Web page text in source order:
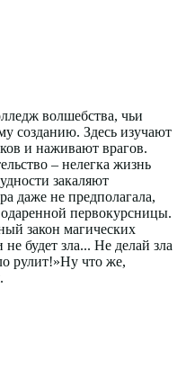
волшебства, чьи
созданию. Здесь изучают
и наживают врагов.
– нелегка жизнь
закаляют
даже не предполагала,
первокурсницы.
закон магических
будет зла... Не делай зла
рулит!»Ну что же,